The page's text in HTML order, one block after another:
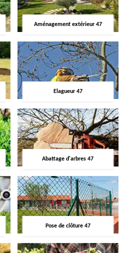
Aménagement extérieur 47
Elagueur 47
Abattage d'arbres 47
Pose de clôture 47